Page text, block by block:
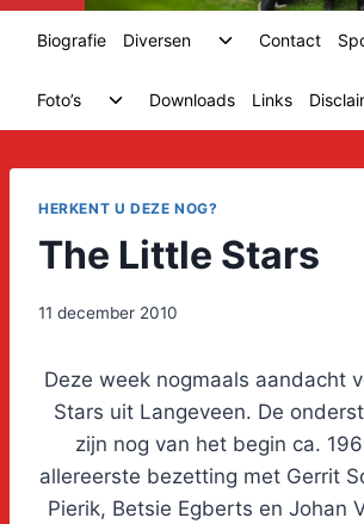
Biografie Diversen
ToggleContact
Foto’s
ToggleDownloads Links
HERKENT U DEZE NOG?
The Little Stars
11 december 2010
Deze week nogmaals aandacht
Stars uit Langeveen. De
zijn nog van het begin ca.
allereerste bezetting met Gerrit
Pierik, Betsie Egberts en Johan